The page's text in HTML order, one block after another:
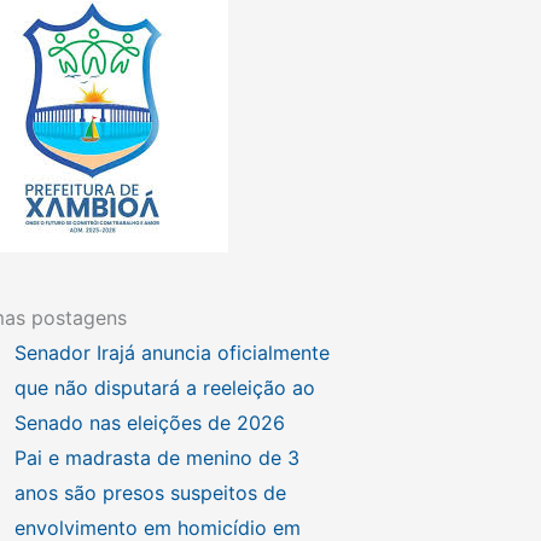
postagens
Senador Irajá anuncia oficialmente
que não disputará a reeleição ao
Senado nas eleições de 2026
Pai e madrasta de menino de 3
anos são presos suspeitos de
envolvimento em homicídio em